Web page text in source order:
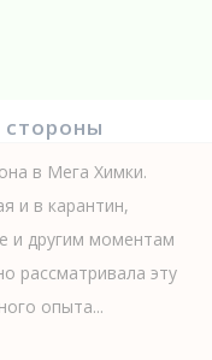
в Мега Химки.
и в карантин,
и другим моментам
рассматривала эту
опыта...